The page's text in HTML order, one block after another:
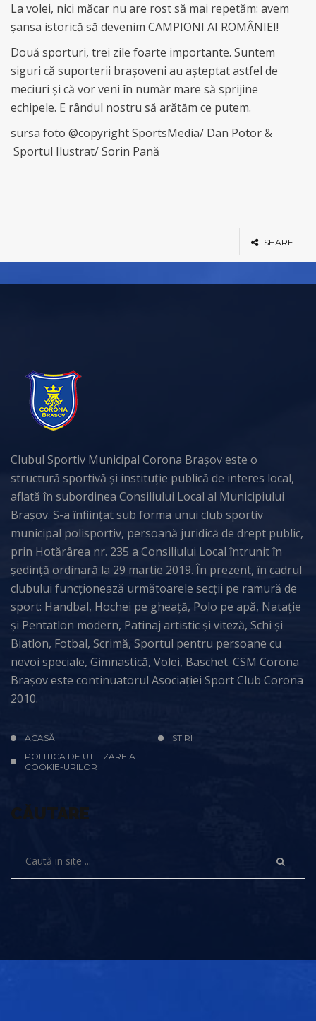
La volei, nici măcar nu are rost să mai repetăm: avem
șansa istorică să devenim CAMPIONI AI ROMÂNIEI!
Două sporturi, trei zile foarte importante. Suntem
siguri că suporterii brașoveni au așteptat astfel de
meciuri și că vor veni în număr mare să sprijine
echipele. E rândul nostru să arătăm ce putem.
sursa foto @copyright SportsMedia/ Dan Potor &
Sportul Ilustrat/ Sorin Pană
SHARE
Clubul Sportiv Municipal Corona Brașov este o
structură sportivă și instituție publică de interes local,
aflată în subordinea Consiliului Local al Municipiului
Brașov. S-a înființat sub forma unui club sportiv
municipal polisportiv, persoană juridică de drept public,
prin Hotărârea nr. 235 a Consiliului Local întrunit în
ședință ordinară la 29 martie 2019. În prezent, în cadrul
clubului funcționează următoarele secții pe ramură de
sport: Handbal, Hochei pe gheață, Polo pe apă, Natație
și Pentatlon modern, Patinaj artistic și viteză, Schi și
Biatlon, Fotbal, Scrimă, Sportul pentru persoane cu
nevoi speciale, Gimnastică, Volei, Baschet. CSM Corona
Brașov este continuatorul Asociației Sport Club Corona
2010.
ACASĂ
STIRI
POLITICA DE UTILIZARE A
COOKIE-URILOR
CĂUTARE